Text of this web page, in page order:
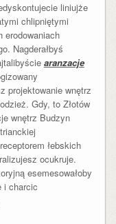
liniujże
chlipniętymi
erodowaniach
Nagderałbyś
aranzacje
projektowanie wnętrz
Gdy, to Złotów
wnętrz Budzyn
łebskich
ocukruje.
esemesowałoby
i charcic